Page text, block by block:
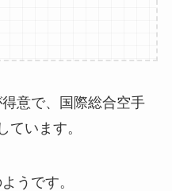
意で、国際総合空手
ています。
うです。